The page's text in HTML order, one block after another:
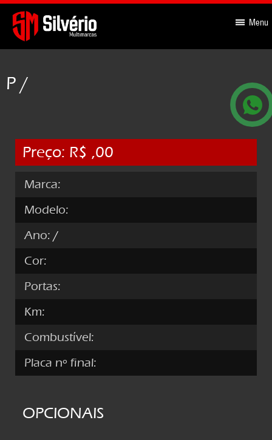
-->
Menu
P /
Preço: R$ ,00
Marca:
Modelo:
Ano: /
Cor:
Portas:
Km:
Combustível:
Placa nº final:
OPCIONAIS